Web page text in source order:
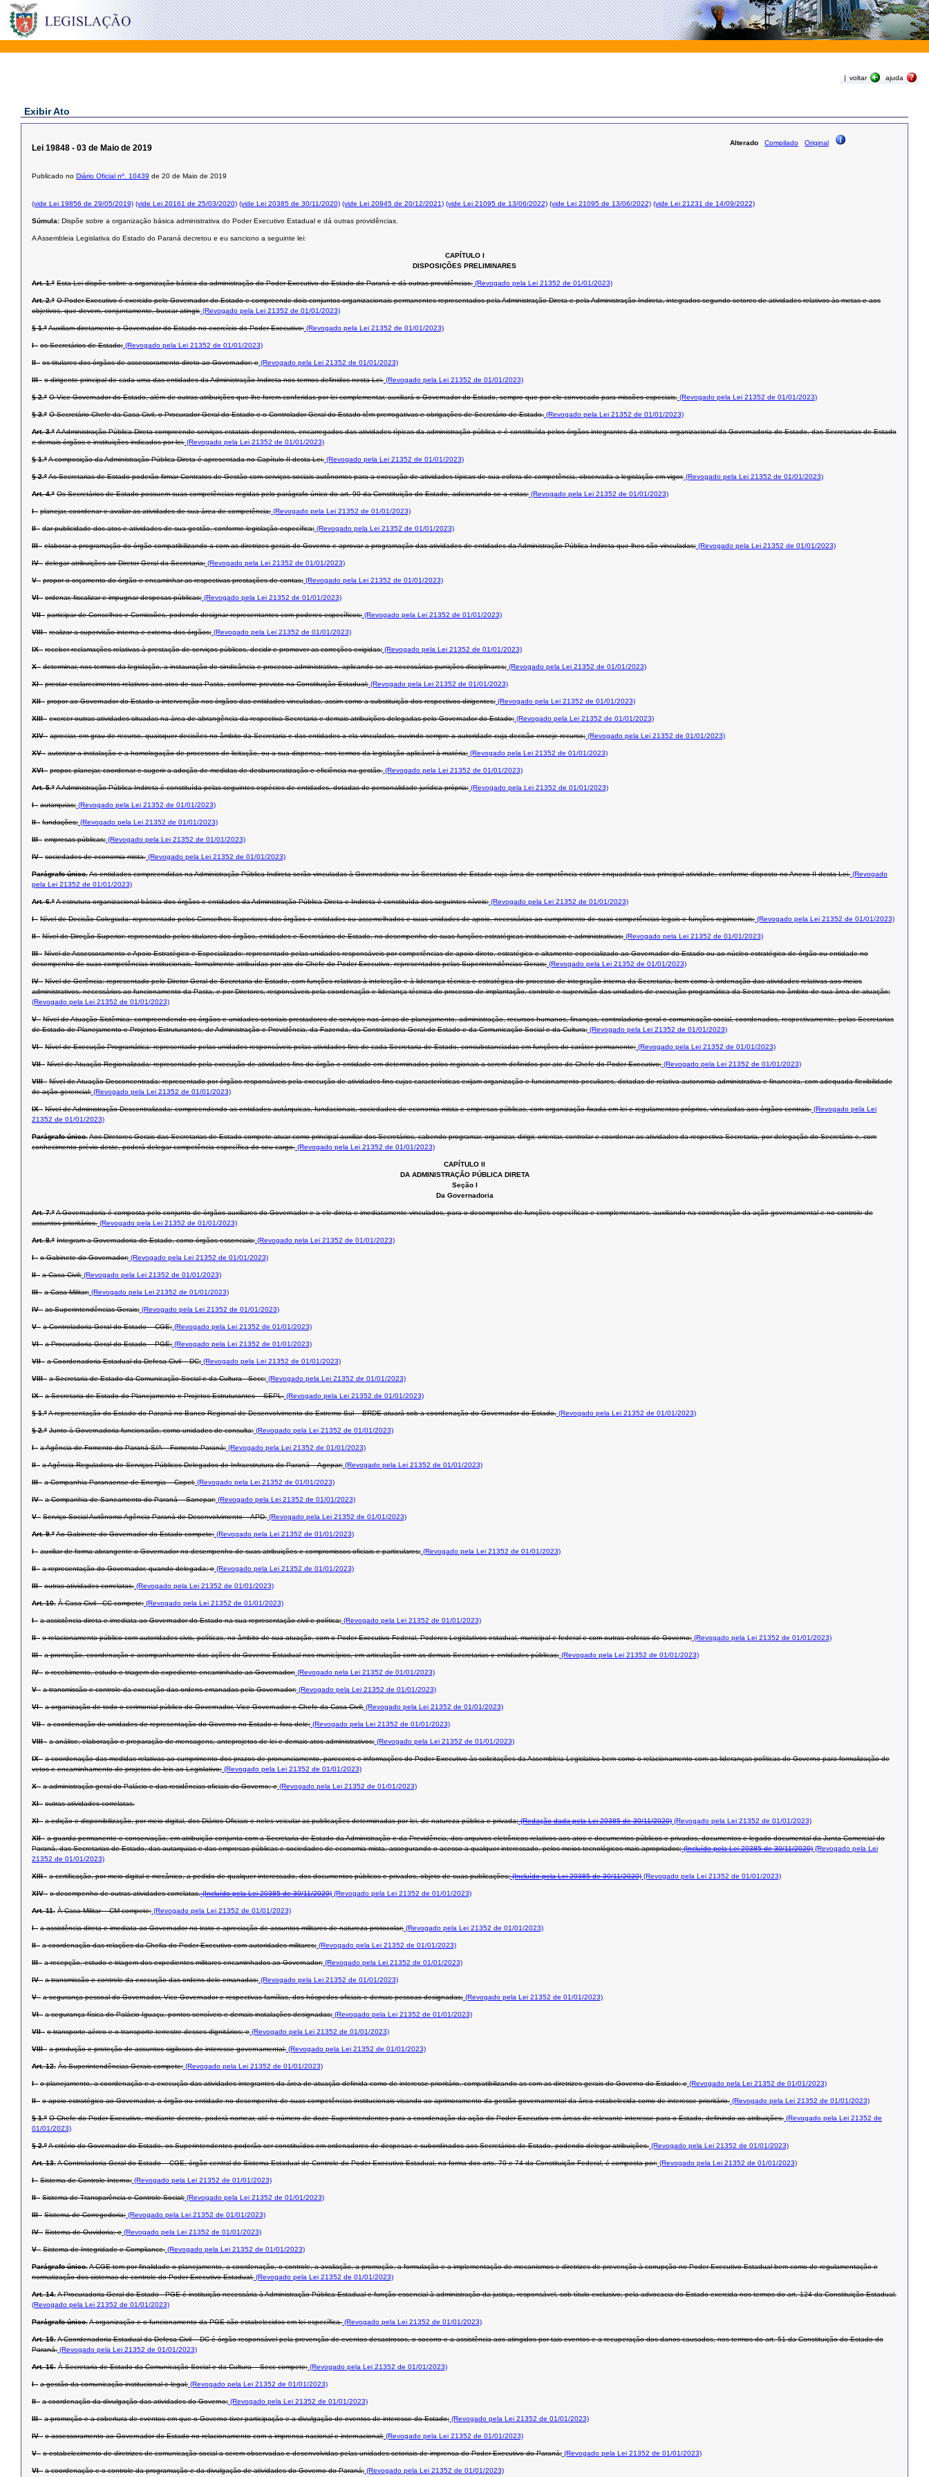
| voltar ajuda
Exibir Ato
Alterado Compilado Original
Lei 19848 - 03 de Maio de 2019
Publicado no Diário Oficial nº. 10439 de 20 de Maio de 2019
(vide Lei 19856 de 29/05/2019) (vide Lei 20161 de 25/03/2020) (vide Lei 20385 de 30/11/2020) (vide Lei 20945 de 20/12/2021) (vide Lei 21095 de 13/06/2022) (vide Lei 21095 de 13/06/2022) (vide Lei 21231 de 14/09/2022)
Súmula: Dispõe sobre a organização básica administrativa do Poder Executivo Estadual e dá outras providências.
A Assembleia Legislativa do Estado do Paraná decretou e eu sanciono a seguinte lei:
CAPÍTULO I
DISPOSIÇÕES PRELIMINARES
Art. 1.º Esta Lei dispõe sobre a organização básica da administração do Poder Executivo do Estado do Paraná e dá outras providências. (Revogado pela Lei 21352 de 01/01/2023)
Art. 2.º O Poder Executivo é exercido pelo Governador do Estado e compreende dois conjuntos organizacionais permanentes representados pela Administração Direta e pela Administração Indireta, integrados segundo setores de atividades relativos às metas e aos
objetivos, que devem, conjuntamente, buscar atingir. (Revogado pela Lei 21352 de 01/01/2023)
§ 1.ºAuxiliam diretamente o Governador do Estado no exercício do Poder Executivo: (Revogado pela Lei 21352 de 01/01/2023)
I - os Secretários de Estado; (Revogado pela Lei 21352 de 01/01/2023)
II - os titulares dos órgãos de assessoramento direto ao Governador; e (Revogado pela Lei 21352 de 01/01/2023)
III - o dirigente principal de cada uma das entidades da Administração Indireta nos termos definidos nesta Lei. (Revogado pela Lei 21352 de 01/01/2023)
§ 2.º O Vice-Governador do Estado, além de outras atribuições que lhe forem conferidas por lei complementar, auxiliará o Governador do Estado, sempre que por ele convocado para missões especiais. (Revogado pela Lei 21352 de 01/01/2023)
§ 3.º O Secretário-Chefe da Casa Civil, o Procurador-Geral do Estado e o Controlador-Geral do Estado têm prerrogativas e obrigações de Secretário de Estado. (Revogado pela Lei 21352 de 01/01/2023)
Art. 3.ºA Administração Pública Direta compreende serviços estatais dependentes, encarregados das atividades típicas da administração pública e é constituída pelos órgãos integrantes da estrutura organizacional da Governadoria do Estado, das Secretarias de Estado
e demais órgãos e instituições indicados por lei. (Revogado pela Lei 21352 de 01/01/2023)
§ 1.ºA composição da Administração Pública Direta é apresentada no Capítulo II desta Lei. (Revogado pela Lei 21352 de 01/01/2023)
§ 2.ºAs Secretarias de Estado poderão firmar Contratos de Gestão com serviços sociais autônomos para a execução de atividades típicas de sua esfera de competência, observada a legislação em vigor. (Revogado pela Lei 21352 de 01/01/2023)
Art. 4.º Os Secretários de Estado possuem suas competências regidas pelo parágrafo único do art. 90 da Constituição do Estado, adicionando-se a estas: (Revogado pela Lei 21352 de 01/01/2023)
I - planejar, coordenar e avaliar as atividades de sua área de competência; (Revogado pela Lei 21352 de 01/01/2023)
II - dar publicidade dos atos e atividades de sua gestão, conforme legislação específica; (Revogado pela Lei 21352 de 01/01/2023)
III - elaborar a programação do órgão compatibilizando-a com as diretrizes gerais do Governo e aprovar a programação das atividades de entidades da Administração Pública Indireta que lhes são vinculadas; (Revogado pela Lei 21352 de 01/01/2023)
IV - delegar atribuições ao Diretor-Geral da Secretaria; (Revogado pela Lei 21352 de 01/01/2023)
V - propor o orçamento do órgão e encaminhar as respectivas prestações de contas; (Revogado pela Lei 21352 de 01/01/2023)
VI - ordenar, fiscalizar e impugnar despesas públicas; (Revogado pela Lei 21352 de 01/01/2023)
VII - participar de Conselhos e Comissões, podendo designar representantes com poderes específicos; (Revogado pela Lei 21352 de 01/01/2023)
VIII - realizar a supervisão interna e externa dos órgãos; (Revogado pela Lei 21352 de 01/01/2023)
IX - receber reclamações relativas à prestação de serviços públicos, decidir e promover as correções exigidas; (Revogado pela Lei 21352 de 01/01/2023)
X - determinar, nos termos da legislação, a instauração de sindicância e processo administrativo, aplicando-se as necessárias punições disciplinares; (Revogado pela Lei 21352 de 01/01/2023)
XI - prestar esclarecimentos relativos aos atos de sua Pasta, conforme previsto na Constituição Estadual; (Revogado pela Lei 21352 de 01/01/2023)
XII - propor ao Governador do Estado a intervenção nos órgãos das entidades vinculadas, assim como a substituição dos respectivos dirigentes; (Revogado pela Lei 21352 de 01/01/2023)
XIII - exercer outras atividades situadas na área de abrangência da respectiva Secretaria e demais atribuições delegadas pelo Governador do Estado; (Revogado pela Lei 21352 de 01/01/2023)
XIV - apreciar, em grau de recurso, quaisquer decisões no âmbito da Secretaria e das entidades a ela vinculadas, ouvindo sempre a autoridade cuja decisão enseje recurso; (Revogado pela Lei 21352 de 01/01/2023)
XV - autorizar a instalação e a homologação de processos de licitação, ou a sua dispensa, nos termos da legislação aplicável à matéria; (Revogado pela Lei 21352 de 01/01/2023)
XVI - propor, planejar, coordenar e sugerir a adoção de medidas de desburocratização e eficiência na gestão. (Revogado pela Lei 21352 de 01/01/2023)
Art. 5.ºA Administração Pública Indireta é constituída pelas seguintes espécies de entidades, dotadas de personalidade jurídica própria: (Revogado pela Lei 21352 de 01/01/2023)
I - autarquias; (Revogado pela Lei 21352 de 01/01/2023)
II - fundações; (Revogado pela Lei 21352 de 01/01/2023)
III - empresas públicas; (Revogado pela Lei 21352 de 01/01/2023)
IV - sociedades de economia mista. (Revogado pela Lei 21352 de 01/01/2023)
Parágrafo único.As entidades compreendidas na Administração Pública Indireta serão vinculadas à Governadoria ou às Secretarias de Estado cuja área de competência estiver enquadrada sua principal atividade, conforme disposto no Anexo II desta Lei. (Revogado
pela Lei 21352 de 01/01/2023)
Art. 6.ºA estrutura organizacional básica dos órgãos e entidades da Administração Pública Direta e Indireta é constituída dos seguintes níveis: (Revogado pela Lei 21352 de 01/01/2023)
I - Nível de Decisão Colegiada: representado pelos Conselhos Superiores dos órgãos e entidades ou assemelhados e suas unidades de apoio, necessárias ao cumprimento de suas competências legais e funções regimentais; (Revogado pela Lei 21352 de 01/01/2023)
II - Nível de Direção Superior: representado pelos titulares dos órgãos, entidades e Secretários de Estado, no desempenho de suas funções estratégicas institucionais e administrativas; (Revogado pela Lei 21352 de 01/01/2023)
III - Nível de Assessoramento e Apoio Estratégico e Especializado: representado pelas unidades responsáveis por competências de apoio direto, estratégico e altamente especializado ao Governador do Estado ou ao núcleo estratégico de órgão ou entidade no
desempenho de suas competências institucionais, formalmente atribuídas por ato do Chefe do Poder Executivo, representados pelas Superintendências-Gerais; (Revogado pela Lei 21352 de 01/01/2023)
IV - Nível de Gerência: representado pelo Diretor-Geral de Secretaria de Estado, com funções relativas à intelecção e à liderança técnica e estratégica do processo de integração interna da Secretaria, bem como à ordenação das atividades relativas aos meios
administrativos, necessários ao funcionamento da Pasta, e por Diretores, responsáveis pela coordenação e liderança técnica do processo de implantação, controle e supervisão das unidades de execução programática da Secretaria no âmbito de sua área de atuação;
(Revogado pela Lei 21352 de 01/01/2023)
V - Nível de Atuação Sistêmica: compreendendo os órgãos e unidades setoriais prestadores de serviços nas áreas de planejamento, administração, recursos humanos, finanças, controladoria geral e comunicação social, coordenados, respectivamente, pelas Secretarias
de Estado de Planejamento e Projetos Estruturantes, de Administração e Previdência, da Fazenda, da Controladoria-Geral do Estado e da Comunicação Social e da Cultura; (Revogado pela Lei 21352 de 01/01/2023)
VI - Nível de Execução Programática: representado pelas unidades responsáveis pelas atividades-fins de cada Secretaria de Estado, consubstanciadas em funções de caráter permanente; (Revogado pela Lei 21352 de 01/01/2023)
VII - Nível de Atuação Regionalizada: representado pela execução de atividades-fins do órgão e entidade em determinados polos regionais a serem definidos por ato do Chefe do Poder Executivo; (Revogado pela Lei 21352 de 01/01/2023)
VIII - Nível de Atuação Desconcentrada: representado por órgãos responsáveis pela execução de atividades-fins cujas características exijam organização e funcionamento peculiares, dotadas de relativa autonomia administrativa e financeira, com adequada flexibilidade
de ação gerencial; (Revogado pela Lei 21352 de 01/01/2023)
IX - Nível de Administração Descentralizada: compreendendo as entidades autárquicas, fundacionais, sociedades de economia mista e empresas públicas, com organização fixada em lei e regulamentos próprios, vinculadas aos órgãos centrais. (Revogado pela Lei
21352 de 01/01/2023)
Parágrafo único.Aos Diretores-Gerais das Secretarias de Estado compete atuar como principal auxiliar dos Secretários, cabendo programar, organizar, dirigir, orientar, controlar e coordenar as atividades da respectiva Secretaria, por delegação do Secretário e, com
conhecimento prévio deste, poderá delegar competência específica do seu cargo. (Revogado pela Lei 21352 de 01/01/2023)
CAPÍTULO II
DA ADMINISTRAÇÃO PÚBLICA DIRETA
Seção I
Da Governadoria
Art. 7.ºA Governadoria é composta pelo conjunto de órgãos auxiliares do Governador e a ele direta e imediatamente vinculados, para o desempenho de funções específicas e complementares, auxiliando na coordenação da ação governamental e no controle de
assuntos prioritários. (Revogado pela Lei 21352 de 01/01/2023)
Art. 8.º Integram a Governadoria do Estado, como órgãos essenciais: (Revogado pela Lei 21352 de 01/01/2023)
I - o Gabinete do Governador; (Revogado pela Lei 21352 de 01/01/2023)
II - a Casa Civil; (Revogado pela Lei 21352 de 01/01/2023)
III - a Casa Militar; (Revogado pela Lei 21352 de 01/01/2023)
IV - as Superintendências-Gerais; (Revogado pela Lei 21352 de 01/01/2023)
V - a Controladoria-Geral do Estado – CGE; (Revogado pela Lei 21352 de 01/01/2023)
VI - a Procuradoria-Geral do Estado – PGE; (Revogado pela Lei 21352 de 01/01/2023)
VII - a Coordenadoria Estadual da Defesa Civil – DC; (Revogado pela Lei 21352 de 01/01/2023)
VIII - a Secretaria de Estado da Comunicação Social e da Cultura –Secc; (Revogado pela Lei 21352 de 01/01/2023)
IX - a Secretaria de Estado do Planejamento e Projetos Estruturantes – SEPL. (Revogado pela Lei 21352 de 01/01/2023)
§ 1.ºA representação do Estado do Paraná no Banco Regional de Desenvolvimento do Extremo Sul – BRDE atuará sob a coordenação do Governador do Estado. (Revogado pela Lei 21352 de 01/01/2023)
§ 2.º Junto à Governadoria funcionarão, como unidades de consulta: (Revogado pela Lei 21352 de 01/01/2023)
I - a Agência de Fomento do Paraná S/A – Fomento Paraná; (Revogado pela Lei 21352 de 01/01/2023)
II - a Agência Reguladora de Serviços Públicos Delegados de Infraestrutura do Paraná – Agepar; (Revogado pela Lei 21352 de 01/01/2023)
III - a Companhia Paranaense de Energia – Copel; (Revogado pela Lei 21352 de 01/01/2023)
IV - a Companhia de Saneamento do Paraná – Sanepar; (Revogado pela Lei 21352 de 01/01/2023)
V - Serviço Social Autônomo Agência Paraná de Desenvolvimento – APD. (Revogado pela Lei 21352 de 01/01/2023)
Art. 9.ºAo Gabinete do Governador do Estado compete: (Revogado pela Lei 21352 de 01/01/2023)
I - auxiliar de forma abrangente o Governador no desempenho de suas atribuições e compromissos oficiais e particulares; (Revogado pela Lei 21352 de 01/01/2023)
II - a representação do Governador, quando delegada; e (Revogado pela Lei 21352 de 01/01/2023)
III - outras atividades correlatas. (Revogado pela Lei 21352 de 01/01/2023)
Art. 10. À Casa Civil - CC compete: (Revogado pela Lei 21352 de 01/01/2023)
I - a assistência direta e imediata ao Governador do Estado na sua representação civil e política; (Revogado pela Lei 21352 de 01/01/2023)
II - o relacionamento público com autoridades civis, políticas, no âmbito de sua atuação, com o Poder Executivo Federal, Poderes Legislativos estadual, municipal e federal e com outras esferas de Governo; (Revogado pela Lei 21352 de 01/01/2023)
III - a promoção, coordenação e acompanhamento das ações do Governo Estadual nos municípios, em articulação com as demais Secretarias e entidades públicas; (Revogado pela Lei 21352 de 01/01/2023)
IV - o recebimento, estudo e triagem do expediente encaminhado ao Governador; (Revogado pela Lei 21352 de 01/01/2023)
V - a transmissão e controle da execução das ordens emanadas pelo Governador; (Revogado pela Lei 21352 de 01/01/2023)
VI - a organização de todo o cerimonial público do Governador, Vice-Governador e Chefe da Casa Civil; (Revogado pela Lei 21352 de 01/01/2023)
VII - a coordenação de unidades de representação do Governo no Estado e fora dele; (Revogado pela Lei 21352 de 01/01/2023)
VIII - a análise, elaboração e preparação de mensagens, anteprojetos de lei e demais atos administrativos; (Revogado pela Lei 21352 de 01/01/2023)
IX - a coordenação das medidas relativas ao cumprimento dos prazos de pronunciamento, pareceres e informações do Poder Executivo às solicitações da Assembleia Legislativa bem como o relacionamento com as lideranças políticas do Governo para formalização de
vetos e encaminhamento de projetos de leis ao Legislativo; (Revogado pela Lei 21352 de 01/01/2023)
X - a administração geral do Palácio e das residências oficiais do Governo; e (Revogado pela Lei 21352 de 01/01/2023)
XI - outras atividades correlatas.
XI - a edição e disponibilização, por meio digital, dos Diários Oficiais e neles veicular as publicações determinadas por lei, de natureza pública e privada;(Redação dada pela Lei 20385 de 30/11/2020) (Revogado pela Lei 21352 de 01/01/2023)
XII - a guarda permanente e conservação, em atribuição conjunta com a Secretaria de Estado da Administração e da Previdência, dos arquivos eletrônicos relativos aos atos e documentos públicos e privados, documentos e legado documental da Junta Comercial do
Paraná, das Secretarias de Estado, das autarquias e das empresas públicas e sociedades de economia mista, assegurando o acesso a qualquer interessado, pelos meios tecnológicos mais apropriados;(Incluído pela Lei 20385 de 30/11/2020) (Revogado pela Lei
21352 de 01/01/2023)
XIII - a certificação, por meio digital e mecânico, a pedido de qualquer interessado, dos documentos públicos e privados, objeto de suas publicações;(Incluído pela Lei 20385 de 30/11/2020) (Revogado pela Lei 21352 de 01/01/2023)
XIV - o desempenho de outras atividades correlatas.(Incluído pela Lei 20385 de 30/11/2020) (Revogado pela Lei 21352 de 01/01/2023)
Art. 11. À Casa Militar – CM compete: (Revogado pela Lei 21352 de 01/01/2023)
I - a assistência direta e imediata ao Governador no trato e apreciação de assuntos militares de natureza protocolar; (Revogado pela Lei 21352 de 01/01/2023)
II - a coordenação das relações da Chefia do Poder Executivo com autoridades militares; (Revogado pela Lei 21352 de 01/01/2023)
III - a recepção, estudo e triagem dos expedientes militares encaminhados ao Governador; (Revogado pela Lei 21352 de 01/01/2023)
IV - a transmissão e controle da execução das ordens dele emanadas; (Revogado pela Lei 21352 de 01/01/2023)
V - a segurança pessoal do Governador, Vice-Governador e respectivas famílias, dos hóspedes oficiais e demais pessoas designadas; (Revogado pela Lei 21352 de 01/01/2023)
VI - a segurança física do Palácio Iguaçu, pontos sensíveis e demais instalações designadas; (Revogado pela Lei 21352 de 01/01/2023)
VII - o transporte aéreo e o transporte terrestre desses dignitários; e (Revogado pela Lei 21352 de 01/01/2023)
VIII - a produção e proteção de assuntos sigilosos de interesse governamental. (Revogado pela Lei 21352 de 01/01/2023)
Art. 12. Às Superintendências-Gerais compete: (Revogado pela Lei 21352 de 01/01/2023)
I - o planejamento, a coordenação e a execução das atividades integrantes da área de atuação definida como de interesse prioritário, compatibilizando-as com as diretrizes gerais do Governo do Estado; e (Revogado pela Lei 21352 de 01/01/2023)
II - o apoio estratégico ao Governador, a órgão ou entidade no desempenho de suas competências institucionais visando ao aprimoramento da gestão governamental da área estabelecida como de interesse prioritário. (Revogado pela Lei 21352 de 01/01/2023)
§ 1.º O Chefe do Poder Executivo, mediante decreto, poderá nomear, até o número de doze Superintendentes para a coordenação da ação do Poder Executivo em áreas de relevante interesse para o Estado, definindo as atribuições. (Revogado pela Lei 21352 de
01/01/2023)
§ 2.ºA critério do Governador do Estado, os Superintendentes poderão ser constituídos em ordenadores de despesas e subordinados aos Secretários de Estado, podendo delegar atribuições. (Revogado pela Lei 21352 de 01/01/2023)
Art. 13.A Controladoria-Geral do Estado – CGE, órgão central do Sistema Estadual de Controle do Poder Executivo Estadual, na forma dos arts. 70 e 74 da Constituição Federal, é composta por: (Revogado pela Lei 21352 de 01/01/2023)
I - Sistema de Controle Interno; (Revogado pela Lei 21352 de 01/01/2023)
II - Sistema de Transparência e Controle Social; (Revogado pela Lei 21352 de 01/01/2023)
III - Sistema de Corregedoria; (Revogado pela Lei 21352 de 01/01/2023)
IV - Sistema de Ouvidoria; e (Revogado pela Lei 21352 de 01/01/2023)
V - Sistema de Integridade e Compliance. (Revogado pela Lei 21352 de 01/01/2023)
Parágrafo único.A CGE tem por finalidade o planejamento, a coordenação, o controle, a avaliação, a promoção, a formulação e a implementação de mecanismos e diretrizes de prevenção à corrupção no Poder Executivo Estadual bem como de regulamentação e
normatização dos sistemas de controle do Poder Executivo Estadual. (Revogado pela Lei 21352 de 01/01/2023)
Art. 14.A Procuradoria-Geral do Estado - PGE é instituição necessária à Administração Pública Estadual e função essencial à administração da justiça, responsável, sob título exclusivo, pela advocacia do Estado exercida nos termos do art. 124 da Constituição Estadual.
(Revogado pela Lei 21352 de 01/01/2023)
Parágrafo único.A organização e o funcionamento da PGE são estabelecidos em lei específica. (Revogado pela Lei 21352 de 01/01/2023)
Art. 15.A Coordenadoria Estadual da Defesa Civil – DC é órgão responsável pela prevenção de eventos desastrosos, o socorro e a assistência aos atingidos por tais eventos e a recuperação dos danos causados, nos termos do art. 51 da Constituição do Estado do
Paraná. (Revogado pela Lei 21352 de 01/01/2023)
Art. 16. À Secretaria de Estado da Comunicação Social e da Cultura – Secc compete: (Revogado pela Lei 21352 de 01/01/2023)
I - a gestão da comunicação institucional e legal; (Revogado pela Lei 21352 de 01/01/2023)
II - a coordenação da divulgação das atividades do Governo; (Revogado pela Lei 21352 de 01/01/2023)
III - a promoção e a cobertura de eventos em que o Governo tiver participação e a divulgação de eventos de interesse do Estado; (Revogado pela Lei 21352 de 01/01/2023)
IV - o assessoramento ao Governador do Estado no relacionamento com a imprensa nacional e internacional; (Revogado pela Lei 21352 de 01/01/2023)
V - o estabelecimento de diretrizes de comunicação social a serem observadas e desenvolvidas pelas unidades setoriais de imprensa do Poder Executivo do Paraná; (Revogado pela Lei 21352 de 01/01/2023)
VI - a coordenação e o controle da programação e da divulgação de atividades do Governo do Paraná; (Revogado pela Lei 21352 de 01/01/2023)